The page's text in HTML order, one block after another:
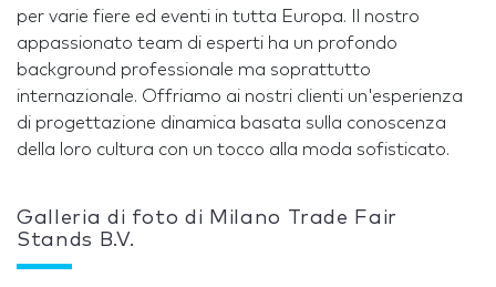
per varie fiere ed eventi in tutta Europa. Il nostro
appassionato team di esperti ha un profondo
background professionale ma soprattutto
internazionale. Offriamo ai nostri clienti un'esperienza
di progettazione dinamica basata sulla conoscenza
della loro cultura con un tocco alla moda sofisticato.
Galleria di foto di Milano Trade Fair
Stands B.V.